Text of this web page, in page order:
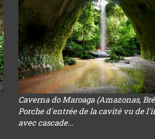
Caverna do Maroaga (Amazonas,
Porche d'entrée de la cavité vu de
avec cascade...